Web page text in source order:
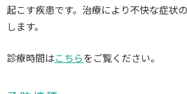
起こす疾患です。治療により不快な症状
します。
診療時間はこちらをご覧ください。